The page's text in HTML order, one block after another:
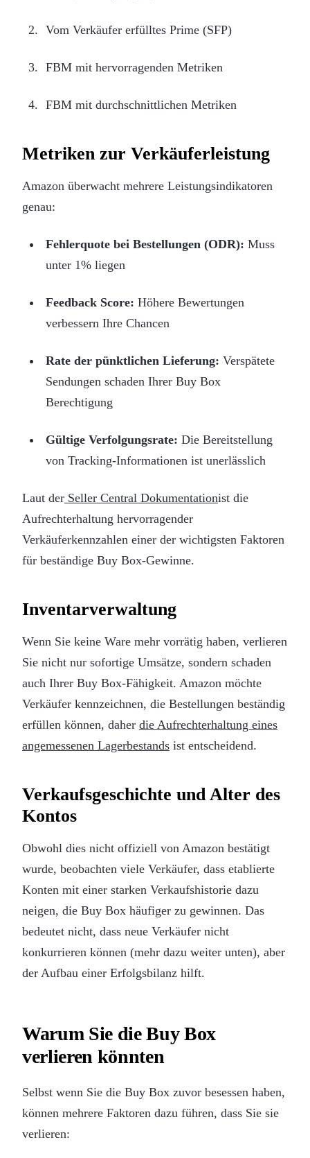
Vom Verkäufer erfülltes Prime (SFP)
FBM mit hervorragenden Metriken
FBM mit durchschnittlichen Metriken
Metriken zur Verkäuferleistung
Amazon überwacht mehrere Leistungsindikatoren
genau:
Fehlerquote bei Bestellungen (ODR): Muss
unter 1% liegen
Feedback Score: Höhere Bewertungen
verbessern Ihre Chancen
Rate der pünktlichen Lieferung: Verspätete
Sendungen schaden Ihrer Buy Box
Berechtigung
Gültige Verfolgungsrate: Die Bereitstellung
von Tracking-Informationen ist unerlässlich
Laut der Seller Central Dokumentationist die
Aufrechterhaltung hervorragender
Verkäuferkennzahlen einer der wichtigsten Faktoren
für beständige Buy Box-Gewinne.
Inventarverwaltung
Wenn Sie keine Ware mehr vorrätig haben, verlieren
Sie nicht nur sofortige Umsätze, sondern schaden
auch Ihrer Buy Box-Fähigkeit. Amazon möchte
Verkäufer kennzeichnen, die Bestellungen beständig
erfüllen können, daher die Aufrechterhaltung eines
angemessenen Lagerbestands ist entscheidend.
Verkaufsgeschichte und Alter des
Kontos
Obwohl dies nicht offiziell von Amazon bestätigt
wurde, beobachten viele Verkäufer, dass etablierte
Konten mit einer starken Verkaufshistorie dazu
neigen, die Buy Box häufiger zu gewinnen. Das
bedeutet nicht, dass neue Verkäufer nicht
konkurrieren können (mehr dazu weiter unten), aber
der Aufbau einer Erfolgsbilanz hilft.
Warum Sie die Buy Box
verlieren könnten
Selbst wenn Sie die Buy Box zuvor besessen haben,
können mehrere Faktoren dazu führen, dass Sie sie
verlieren: